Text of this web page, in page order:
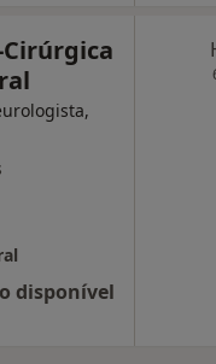
disponível